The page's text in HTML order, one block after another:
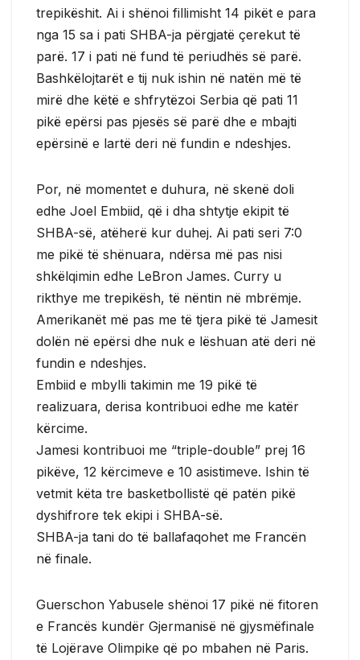
trepikëshit. Ai i shënoi fillimisht 14 pikët e para
nga 15 sa i pati SHBA-ja përgjatë çerekut të
parë. 17 i pati në fund të periudhës së parë.
Bashkëlojtarët e tij nuk ishin në natën më të
mirë dhe këtë e shfrytëzoi Serbia që pati 11
pikë epërsi pas pjesës së parë dhe e mbajti
epërsinë e lartë deri në fundin e ndeshjes.
Por, në momentet e duhura, në skenë doli
edhe Joel Embiid, që i dha shtytje ekipit të
SHBA-së, atëherë kur duhej. Ai pati seri 7:0
me pikë të shënuara, ndërsa më pas nisi
shkëlqimin edhe LeBron James. Curry u
rikthye me trepikësh, të nëntin në mbrëmje.
Amerikanët më pas me të tjera pikë të Jamesit
dolën në epërsi dhe nuk e lëshuan atë deri në
fundin e ndeshjes.
Embiid e mbylli takimin me 19 pikë të
realizuara, derisa kontribuoi edhe me katër
kërcime.
Jamesi kontribuoi me “triple-double” prej 16
pikëve, 12 kërcimeve e 10 asistimeve. Ishin të
vetmit këta tre basketbollistë që patën pikë
dyshifrore tek ekipi i SHBA-së.
SHBA-ja tani do të ballafaqohet me Francën
në finale.
Guerschon Yabusele shënoi 17 pikë në fitoren
e Francës kundër Gjermanisë në gjysmëfinale
të Lojërave Olimpike që po mbahen në Paris.